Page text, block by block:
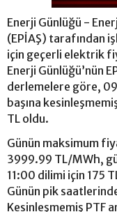
Enerji Günlüğü -
(EPİAŞ) tarafından
için geçerli elektrik
Enerji Günlüğü’nün
derlemelere göre,
başına
TL oldu.
Günün maksimum
3999.99 TL/MWh,
11:00 dilimi için 175
Günün pik
Kesinleşmemiş PTF